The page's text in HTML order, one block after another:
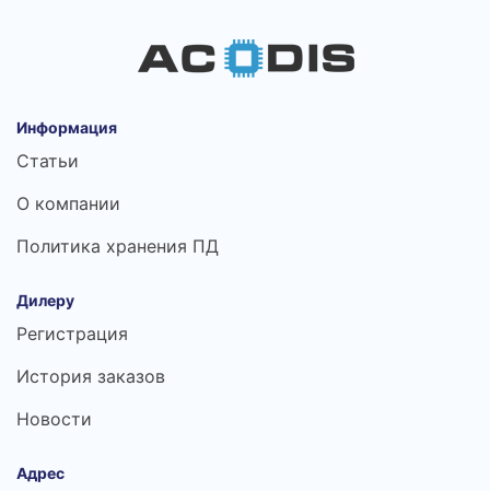
Информация
Статьи
О компании
Политика хранения ПД
Дилеру
Регистрация
История заказов
Новости
Адрес